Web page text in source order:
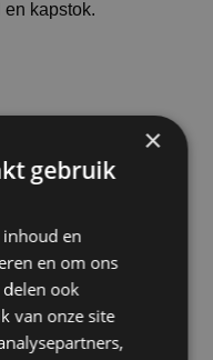
×
gebruik
en
en om ons
ook
van onze site